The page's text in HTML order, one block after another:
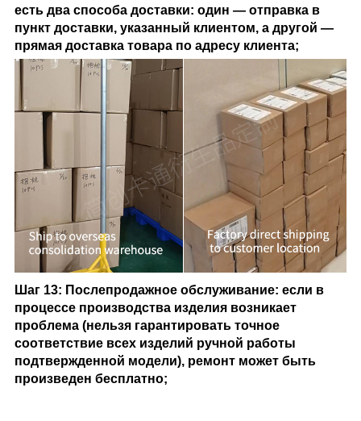
есть два способа доставки: один — отправка в
пункт доставки, указанный клиентом, а другой —
прямая доставка товара по адресу клиента;
Шаг 13: Послепродажное обслуживание: если в
процессе производства изделия возникает
проблема (нельзя гарантировать точное
соответствие всех изделий ручной работы
подтвержденной модели), ремонт может быть
произведен бесплатно;